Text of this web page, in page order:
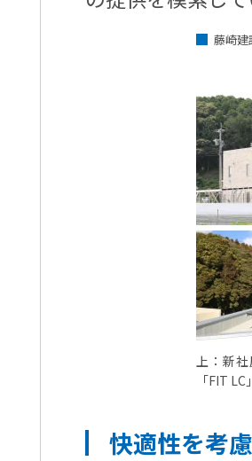
藤崎
上：新
「FIT LC
快適性を考